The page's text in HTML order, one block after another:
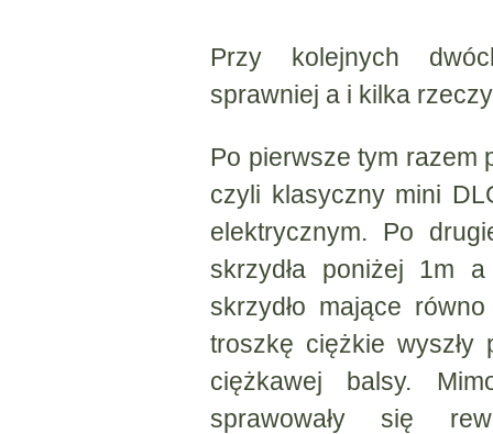
Przy kolejnych
sprawniej a i kilka
Po pierwsze tym razem
czyli klasyczny mini
elektrycznym. Po
skrzydła poniżej 1m
skrzydło mające
troszkę ciężkie wyszły
ciężkawej balsy.
sprawowały się